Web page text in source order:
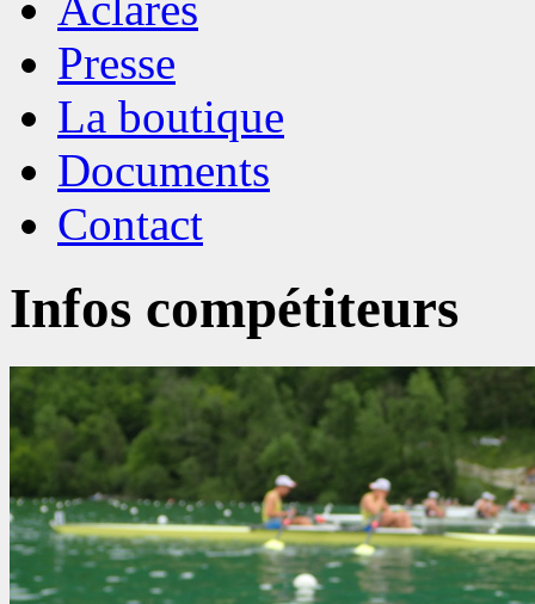
Presse
La boutique
Documents
Contact
Infos compétiteurs